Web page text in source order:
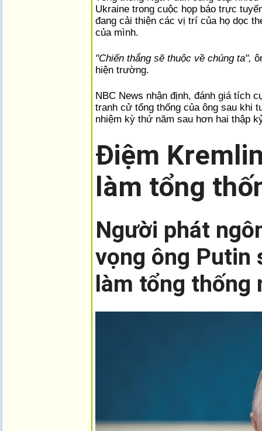
Ukraine trong cuộc họp báo trực
đang cải thiện các vị trí của họ dọc
của mình.
"Chiến thắng sẽ thuộc về chúng ta",
hiện trường.
NBC News nhận định, đánh giá tích
tranh cử tổng thống của ông sau khi
nhiệm kỳ thứ năm sau hơn hai thập
Điệm
làm tổng
Người phát
vọng ông Putin
làm tổng thống